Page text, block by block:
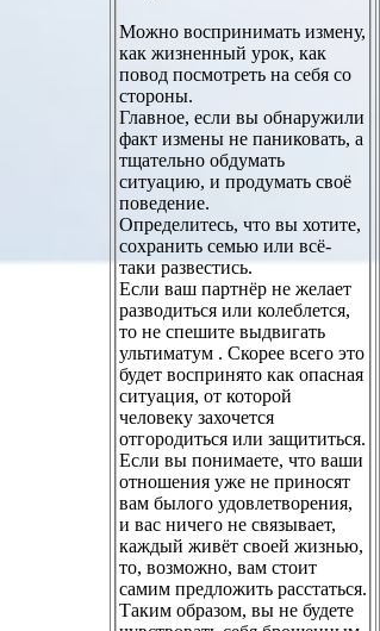
Можно воспринимать измену,
как жизненный урок, как
повод посмотреть на себя со
стороны.
Главное, если вы обнаружили
факт измены не паниковать, а
тщательно обдумать
ситуацию, и продумать своё
поведение.
Определитесь, что вы хотите,
сохранить семью или всё-
таки развестись.
Если ваш партнёр не желает
разводиться или колеблется,
то не спешите выдвигать
ультиматум . Скорее всего это
будет воспринято как опасная
ситуация, от которой
человеку захочется
отгородиться или защититься.
Если вы понимаете, что ваши
отношения уже не приносят
вам былого удовлетворения,
и вас ничего не связывает,
каждый живёт своей жизнью,
то, возможно, вам стоит
самим предложить расстаться.
Таким образом, вы не будете